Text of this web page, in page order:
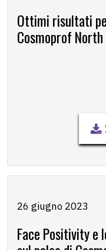
Ottimi risultati
Cosmoprof
26 giugno 2023
Face Positivity e